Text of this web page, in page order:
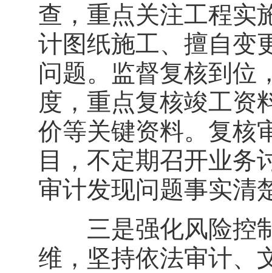
查，重点关注工程实
计图纸施工、擅自变
问题。监督复核到位
度，重点复核竣工资
价等关键资料。复核
目，不定期召开业务
审计发现问题事实清
三是强化风险控制
维，坚持依法审计、